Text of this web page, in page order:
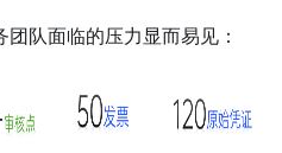
队面临的压力显而易见：